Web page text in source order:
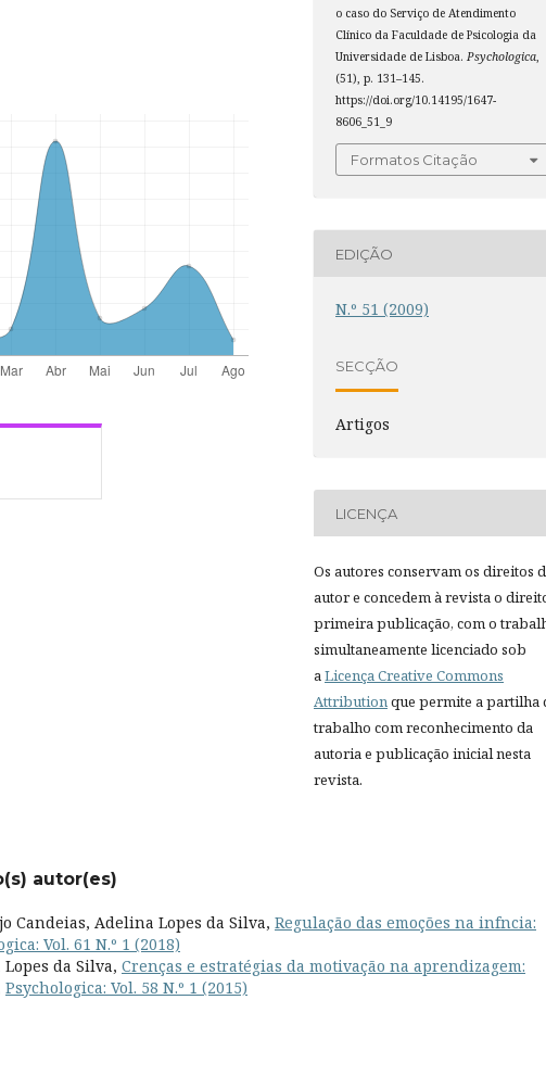
o caso do Serviço de Atendimento
Clínico da Faculdade de Psicologia da
Universidade de Lisboa. Psychologica
(51), p. 131–145.
https://doi.org/10.14195/1647-
8606_51_9
Formatos Citação
EDIÇÃO
N.º 51 (2009)
SECÇÃO
Artigos
LICENÇA
Os autores conservam os direitos
autor e concedem à revista o
primeira publicação, com o
simultaneamente licenciado sob
aLicença Creative Commons
Attributionque permite a partilha
trabalho com reconhecimento da
autoria e publicação inicial nesta
revista.
autor(es)
Candeias, Adelina Lopes da Silva, Regulação das emoções na infncia:
Vol. 61 N.º 1 (2018)
da Silva, Crenças e estratégias da motivação na aprendizagem:
Psychologica: Vol. 58 N.º 1 (2015)